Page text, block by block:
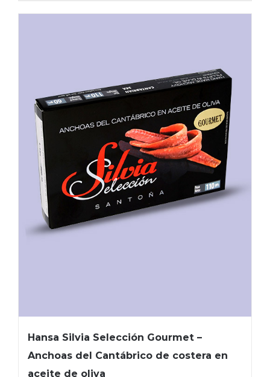
Hansa Silvia Selección Gourmet –
Anchoas del Cantábrico de costera en
aceite de oliva